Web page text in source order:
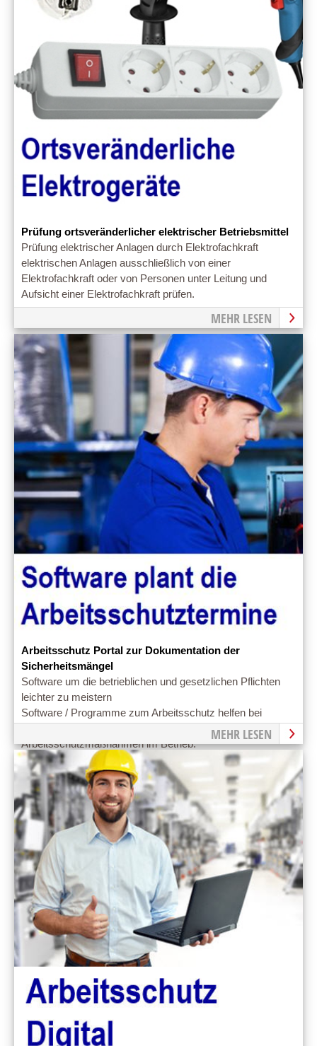
Prüfung ortsveränderlicher elektrischer Betriebsmittel
Prüfung elektrischer Anlagen durch Elektrofachkraft
elektrischen Anlagen ausschließlich von einer
Elektrofachkraft oder von Personen unter Leitung und
Aufsicht einer Elektrofachkraft prüfen.
MEHR LESEN
Arbeitsschutz Portal zur Dokumentation der
Sicherheitsmängel
Software um die betrieblichen und gesetzlichen Pflichten
leichter zu meistern
Software / Programme zum Arbeitsschutz helfen bei
Arbeitsschutzmaßnahmen im Betrieb.
MEHR LESEN